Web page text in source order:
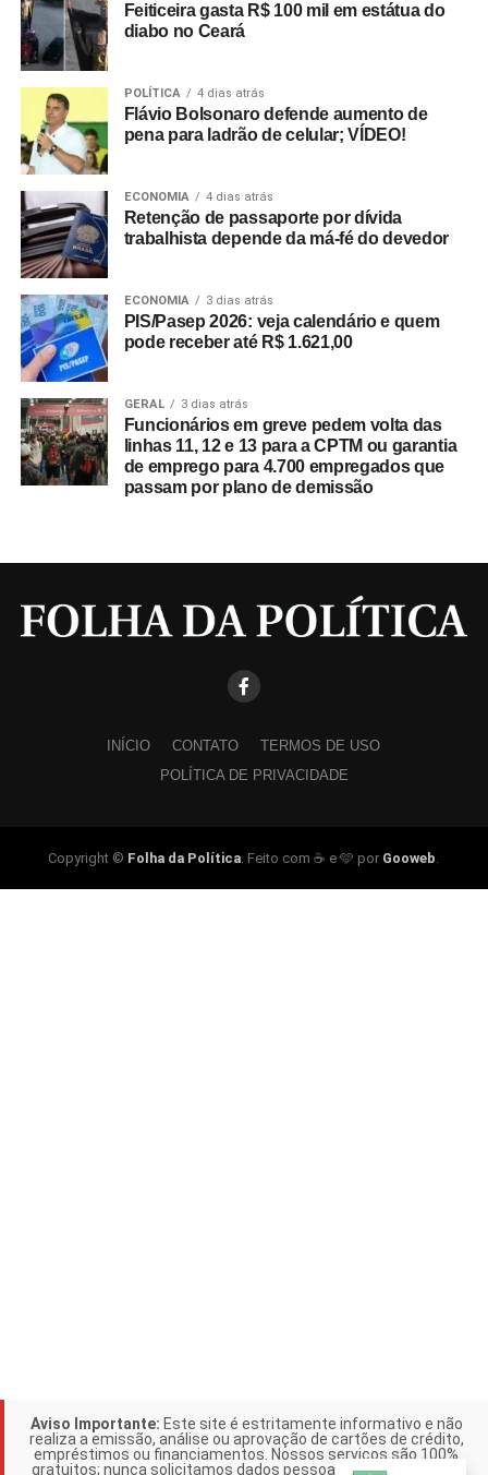
Feiticeira gasta R$ 100 mil em estátua do
diabo no Ceará
POLÍTICA 4 dias atrás
Flávio Bolsonaro defende aumento de
pena para ladrão de celular; VÍDEO!
ECONOMIA 4 dias atrás
Retenção de passaporte por dívida
trabalhista depende da má-fé do devedor
ECONOMIA 3 dias atrás
PIS/Pasep 2026: veja calendário e quem
pode receber até R$ 1.621,00
GERAL 3 dias atrás
Funcionários em greve pedem volta das
linhas 11, 12 e 13 para a CPTM ou garantia
de emprego para 4.700 empregados que
passam por plano de demissão
INÍCIO CONTATO
TERMOS DE USO
POLÍTICA DE PRIVACIDADE
Copyright © Folha da Política . Feito com ☕ e 🩵 por Gooweb
Aviso Importante: Este site é estritamente informativo e não
realiza a emissão, análise ou aprovação de cartões de crédito,
empréstimos ou financiamentos. Nossos serviços são 100%
gratuitos; nunca solicitamos dados pessoais ou pagamentos